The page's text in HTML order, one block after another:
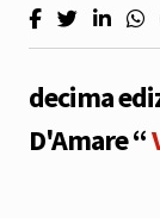
decima
D'Amare “